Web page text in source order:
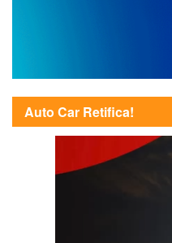
Auto Car Retifica!